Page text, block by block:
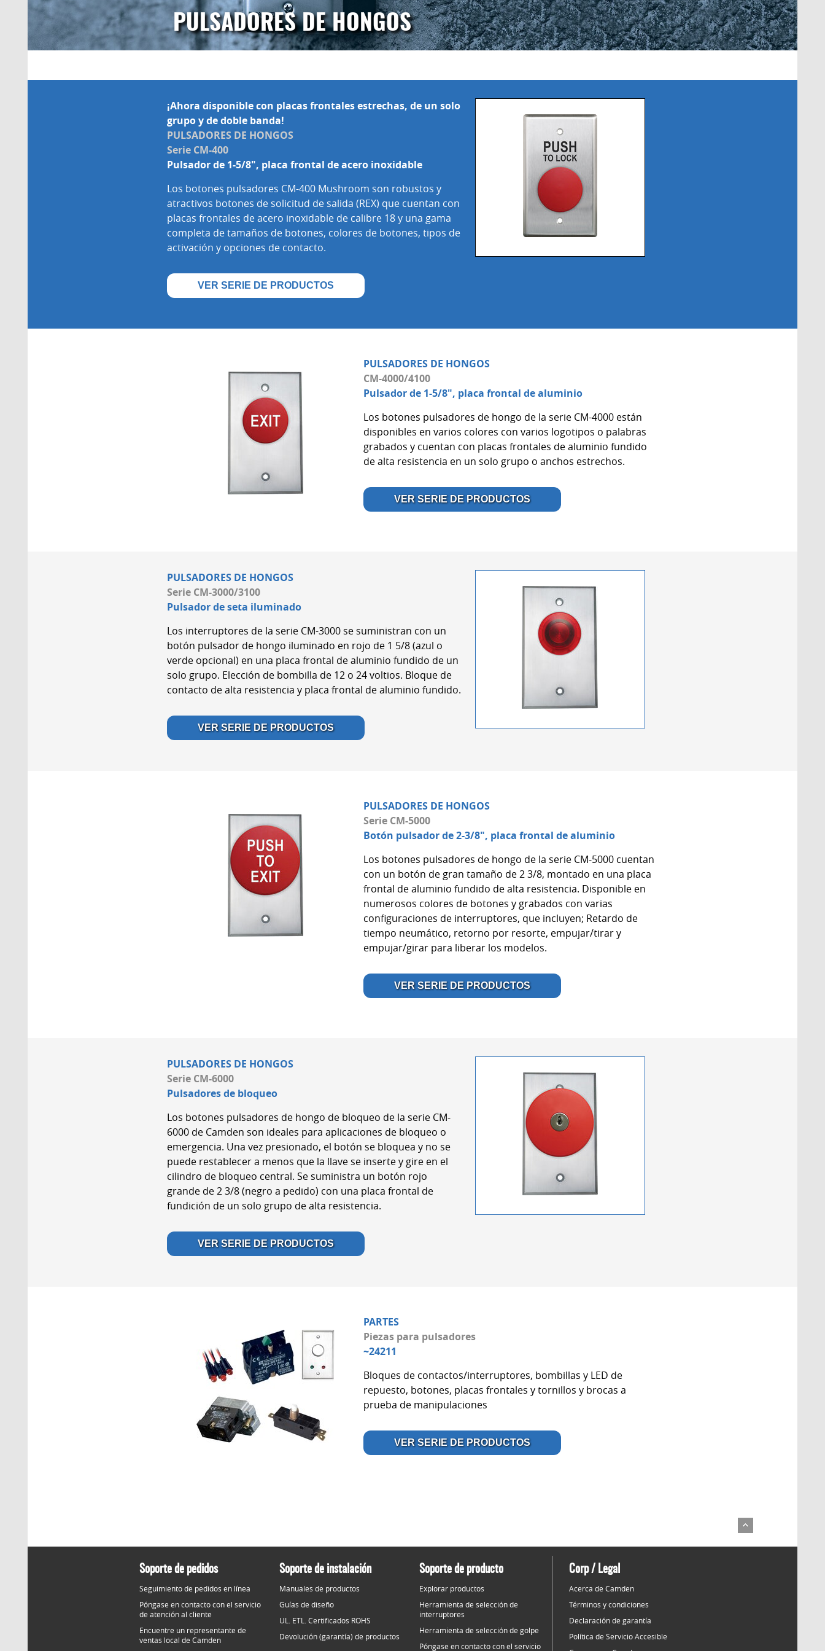
PULSADORES DE HONGOS
¡Ahora disponible con placas frontales estrechas, de un solo
grupo y de doble banda!
PULSADORES DE HONGOS
Serie CM-400
Pulsador de 1-5/8", placa frontal de acero inoxidable
Los botones pulsadores CM-400 Mushroom son robustos y
atractivos botones de solicitud de salida (REX) que cuentan con
placas frontales de acero inoxidable de calibre 18 y una gama
completa de tamaños de botones, colores de botones, tipos de
activación y opciones de contacto.
VER SERIE DE PRODUCTOS
PULSADORES DE HONGOS
CM-4000/4100
Pulsador de 1-5/8", placa frontal de aluminio
Los botones pulsadores de hongo de la serie CM-4000 están
disponibles en varios colores con varios logotipos o palabras
grabados y cuentan con placas frontales de aluminio fundido
de alta resistencia en un solo grupo o anchos estrechos.
VER SERIE DE PRODUCTOS
PULSADORES DE HONGOS
Serie CM-3000/3100
Pulsador de seta iluminado
Los interruptores de la serie CM-3000 se suministran con un
botón pulsador de hongo iluminado en rojo de 1 5/8 (azul o
verde opcional) en una placa frontal de aluminio fundido de un
solo grupo. Elección de bombilla de 12 o 24 voltios. Bloque de
contacto de alta resistencia y placa frontal de aluminio fundido.
VER SERIE DE PRODUCTOS
PULSADORES DE HONGOS
Serie CM-5000
Botón pulsador de 2-3/8", placa frontal de aluminio
Los botones pulsadores de hongo de la serie CM-5000 cuentan
con un botón de gran tamaño de 2 3/8, montado en una placa
frontal de aluminio fundido de alta resistencia. Disponible en
numerosos colores de botones y grabados con varias
configuraciones de interruptores, que incluyen; Retardo de
tiempo neumático, retorno por resorte, empujar/tirar y
empujar/girar para liberar los modelos.
VER SERIE DE PRODUCTOS
PULSADORES DE HONGOS
Serie CM-6000
Pulsadores de bloqueo
Los botones pulsadores de hongo de bloqueo de la serie CM-
6000 de Camden son ideales para aplicaciones de bloqueo o
emergencia. Una vez presionado, el botón se bloquea y no se
puede restablecer a menos que la llave se inserte y gire en el
cilindro de bloqueo central. Se suministra un botón rojo
grande de 2 3/8 (negro a pedido) con una placa frontal de
fundición de un solo grupo de alta resistencia.
VER SERIE DE PRODUCTOS
PARTES
Piezas para pulsadores
~24211
Bloques de contactos/interruptores, bombillas y LED de
repuesto, botones, placas frontales y tornillos y brocas a
prueba de manipulaciones
VER SERIE DE PRODUCTOS
Soporte de pedidos
Seguimiento de pedidos en línea
Póngase en contacto con el servicio
de atención al cliente
Encuentre un representante de
ventas local de Camden
Soporte de instalación
Manuales de productos
Guías de diseño
UL. ETL. Certificados ROHS
Devolución (garantía) de productos
Soporte de producto
Explorar productos
Herramienta de selección de
interruptores
Herramienta de selección de golpe
Póngase en contacto con el servicio
Corp / Legal
Acerca de Camden
Términos y condiciones
Declaración de garantía
Política de Servicio Accesible